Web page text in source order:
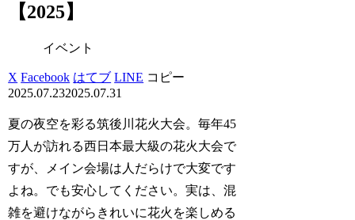
【2025】
イベント
X Facebook はてブ LINE コピー
2025.07.232025.07.31
夏の夜空を彩る筑後川花火大会。毎年45
万人が訪れる西日本最大級の花火大会で
すが、メイン会場は人だらけで大変です
よね。でも安心してください。実は、混
雑を避けながらきれいに花火を楽しめる